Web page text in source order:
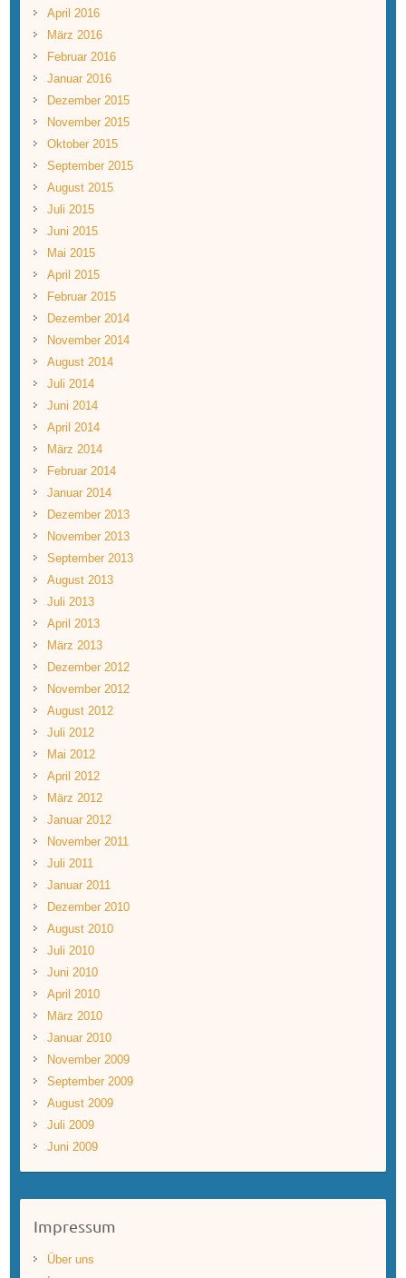
April 2016
März 2016
Februar 2016
Januar 2016
Dezember 2015
November 2015
Oktober 2015
September 2015
August 2015
Juli 2015
Juni 2015
Mai 2015
April 2015
Februar 2015
Dezember 2014
November 2014
August 2014
Juli 2014
Juni 2014
April 2014
März 2014
Februar 2014
Januar 2014
Dezember 2013
November 2013
September 2013
August 2013
Juli 2013
April 2013
März 2013
Dezember 2012
November 2012
August 2012
Juli 2012
Mai 2012
April 2012
März 2012
Januar 2012
November 2011
Juli 2011
Januar 2011
Dezember 2010
August 2010
Juli 2010
Juni 2010
April 2010
März 2010
Januar 2010
November 2009
September 2009
August 2009
Juli 2009
Juni 2009
Impressum
Über uns